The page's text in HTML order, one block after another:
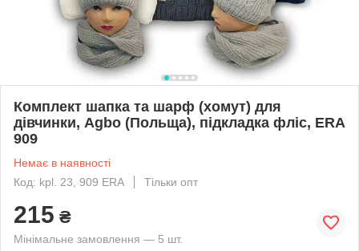
Комплект шапка та шарф (хомут) для
дівчинки, Agbo (Польща), підкладка фліс, ERA
909
Немає в наявності
Код: kpl. 23, 909 ERA
Тільки опт
215 ₴
Мінімальне замовлення — 5 шт.